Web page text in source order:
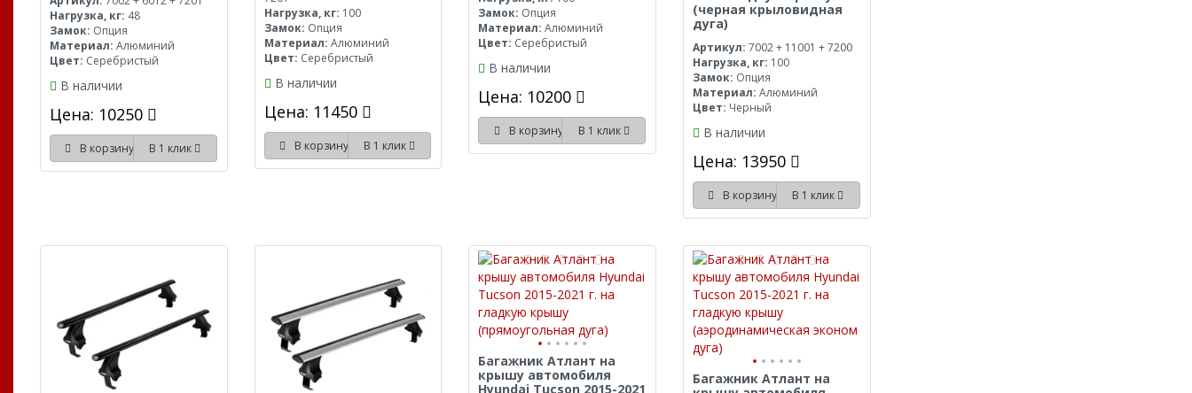
Нагрузка, кг: 48
Замок: Опция
Материал: Алюминий
Цвет: Серебристый
В наличии
Цена: 10250
В корзину В 1 клик
Нагрузка, кг: 100
Замок: Опция
Материал: Алюминий
Цвет: Серебристый
В наличии
Цена: 11450
В корзину В 1 клик
Замок: Опция
Материал: Алюминий
Цвет: Серебристый
В наличии
Цена: 10200
В корзину В 1 клик
(черная крыловидная
дуга)
Артикул: 7002 + 11001 + 7200
Нагрузка, кг: 100
Замок: Опция
Материал: Алюминий
Цвет: Черный
В наличии
Цена: 13950
В корзину В 1 клик
Багажник Атлант на
крышу автомобиля
Hyundai Tucson 2015-2021
Багажник Атлант на